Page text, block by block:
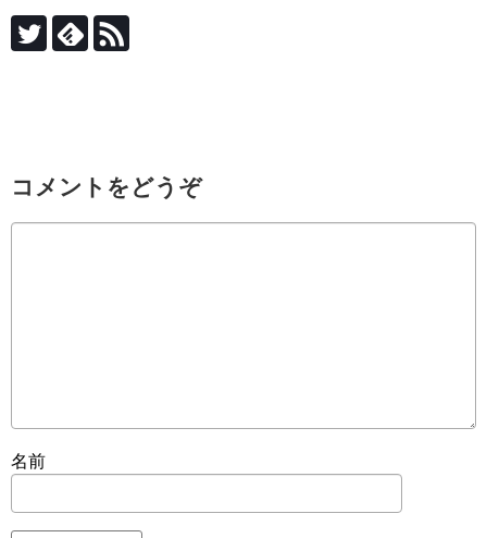
コメントをどうぞ
名前